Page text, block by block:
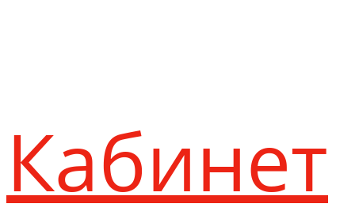
Кабинет